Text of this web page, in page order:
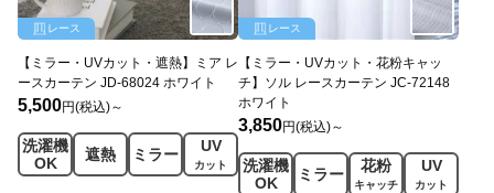
レース
【ミラー・UVカット・遮熱】ミア レ
ースカーテン JD-68024 ホワイト
5,500円(税込)～
洗濯機
OK
遮熱 ミラー UV
カット
レース
【ミラー・UVカット・花粉キャッ
チ】ソル レースカーテン JC-72148
ホワイト
3,850円(税込)～
洗濯機
OK
ミラー 花粉
キャッチ
UV
カット